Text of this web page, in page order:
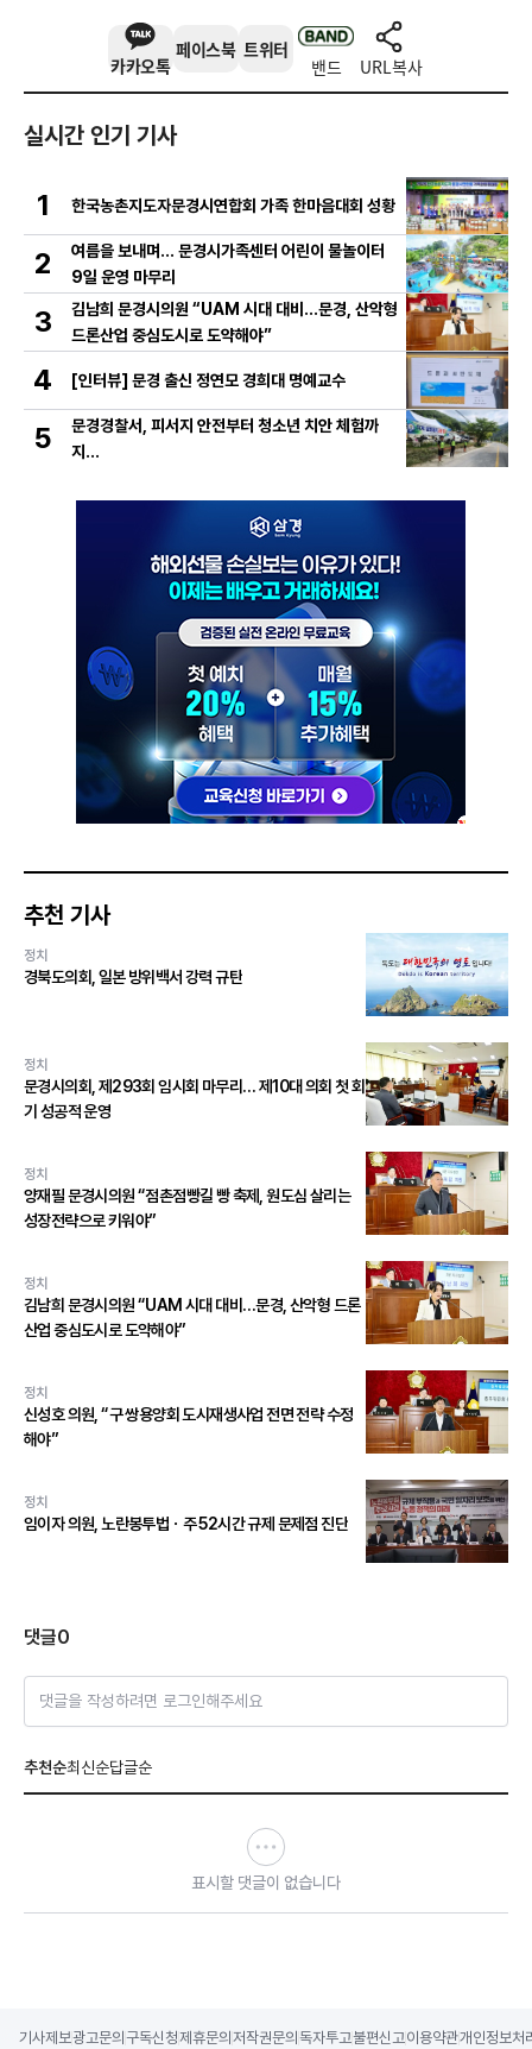
카카오톡
페이스북 트위터
밴드 URL복사
실시간 인기 기사
1 한국농촌지도자문경시연합회 가족 한마음대회 성황
2
여름을 보내며… 문경시가족센터 어린이 물놀이터
9일 운영 마무리
3
김남희 문경시의원 “UAM 시대 대비…문경, 산악형
드론산업 중심도시로 도약해야”
4 [인터뷰] 문경 출신 정연모 경희대 명예교수
5
문경경찰서, 피서지 안전부터 청소년 치안 체험까
지…
추천 기사
정치
경북도의회, 일본 방위백서 강력 규탄
정치
문경시의회, 제293회 임시회 마무리… 제10대 의회 첫 회
기 성공적 운영
정치
양재필 문경시의원 “점촌점빵길 빵 축제, 원도심 살리는
성장전략으로 키워야”
정치
김남희 문경시의원 “UAM 시대 대비…문경, 산악형 드론
산업 중심도시로 도약해야”
정치
신성호 의원, “구 쌍용양회 도시재생사업 전면 전략 수정
해야”
정치
임이자 의원, 노란봉투법ㆍ주 52시간 규제 문제점 진단
댓글0
댓글을 작성하려면 로그인해주세요
추천순최신순답글순
표시할 댓글이 없습니다
기사제보광고문의 구독신청제휴문의 저작권문의 독자투고불편신고이용약관개인정보처